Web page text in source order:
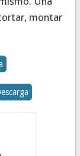
montar